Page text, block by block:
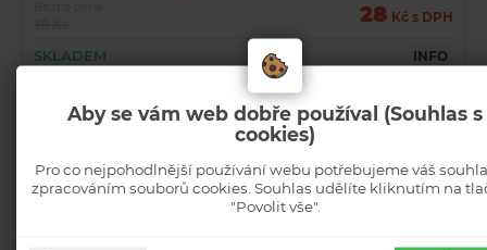
Aby se vám web dobře používal (Souhlas s
cookies)
Pro co nejpohodlnější používání webu potřebujeme váš
zpracováním souborů cookies. Souhlas udělíte kliknutím na
"Povolit vše".
28 Kč s DPH
SKLADEM INFO
KOUPIT